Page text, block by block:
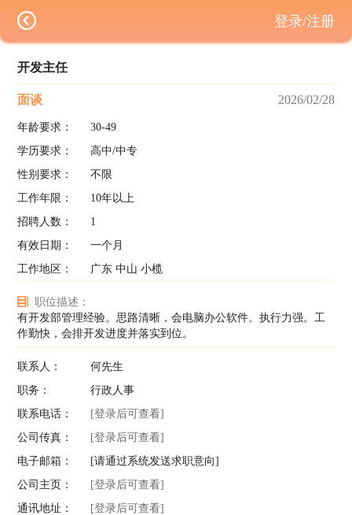
开发主任
面谈 2026/02/28
年龄要求：
30-49
学历要求：
高中/中专
性别要求：
不限
工作年限：
10年以上
招聘人数：
1
有效日期：
一个月
工作地区：
广东 中山 小榄
职位描述：
有开发部管理经验。思路清晰，会电脑办公软件。执行力强。工
作勤快，会排开发进度并落实到位。
联系人：
何先生
职务：
行政人事
联系电话：
[登录后可查看]
公司传真：
[登录后可查看]
电子邮箱：
[请通过系统发送求职意向]
公司主页：
[登录后可查看]
通讯地址：
[登录后可查看]
登录/注册